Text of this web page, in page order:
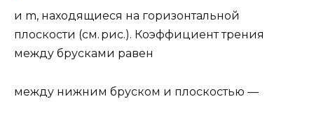
и m, находящиеся на горизонтальной
плоскости (см. рис.). Коэффициент трения
между брусками равен
между нижним бруском и плоскостью —